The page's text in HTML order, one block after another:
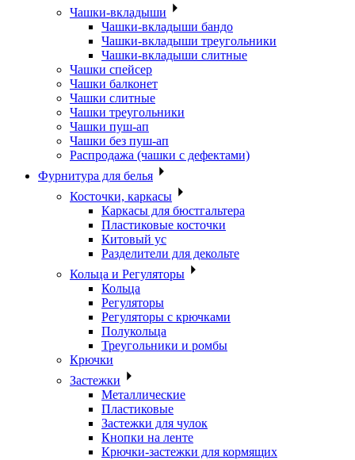
Чашки-вкладыши
Чашки-вкладыши бандо
Чашки-вкладыши треугольники
Чашки-вкладыши слитные
Чашки спейсер
Чашки балконет
Чашки слитные
Чашки треугольники
Чашки пуш-ап
Чашки без пуш-ап
Распродажа (чашки с дефектами)
Фурнитура для белья
Косточки, каркасы
Каркасы для бюстгальтера
Пластиковые косточки
Китовый ус
Разделители для декольте
Кольца и Регуляторы
Кольца
Регуляторы
Регуляторы с крючками
Полукольца
Треугольники и ромбы
Крючки
Застежки
Металлические
Пластиковые
Застежки для чулок
Кнопки на ленте
Крючки-застежки для кормящих